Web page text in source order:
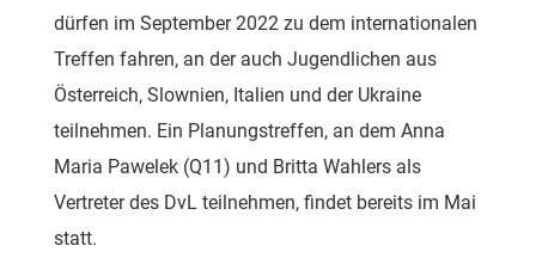
dürfen im September 2022 zu dem internationalen
Treffen fahren, an der auch Jugendlichen aus
Österreich, Slownien, Italien und der Ukraine
teilnehmen. Ein Planungstreffen, an dem Anna
Maria Pawelek (Q11) und Britta Wahlers als
Vertreter des DvL teilnehmen, findet bereits im Mai
statt.